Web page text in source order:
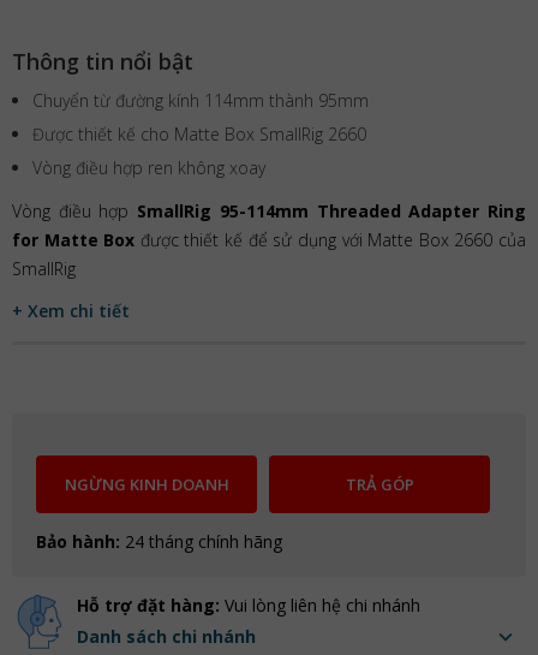
Thông tin nổi bật
Chuyển từ đường kính 114mm thành 95mm
Được thiết kế cho Matte Box SmallRig 2660
Vòng điều hợp ren không xoay
Vòng điều hợp SmallRig 95-114mm Threaded Adapter Ring
for Matte Box được thiết kế để sử dụng với Matte Box 2660 của
SmallRig
+ Xem chi tiết
NGỪNG KINH DOANH TRẢ GÓP
Bảo hành: 24 tháng chính hãng
Hỗ trợ đặt hàng: Vui lòng liên hệ chi nhánh
Danh sách chi nhánh